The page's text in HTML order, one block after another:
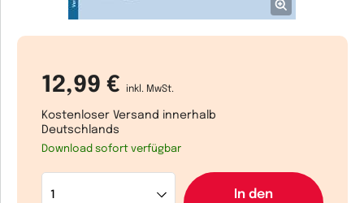
12,99 € inkl. MwSt.
Kostenloser Versand innerhalb
Deutschlands
Download sofort verfügbar
In den